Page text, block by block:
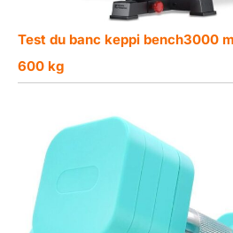
Test du banc keppi bench3000
600 kg